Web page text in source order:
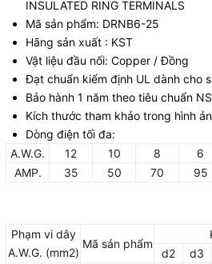
INSULATED RING TERMINALS
Mã sản phẩm: DRNB6-25
Hãng sản xuất : KST
Vật liệu đầu nối: Copper / Đồng
Đạt chuẩn kiểm định UL dành cho
Bảo hành 1 năm theo tiêu chuẩn
Kích thước tham khảo trong hình
Dòng điện tối đa:
A.W.G.
12 10 8 6
AMP.
35 50 70 95
Phạm vi dây
A.W.G. (mm2)
Mã sản phẩm
d2
d3